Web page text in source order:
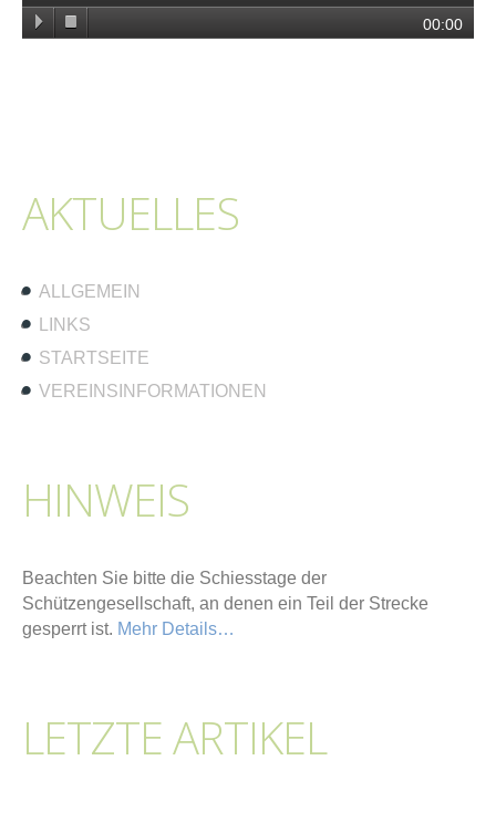
00:00
AKTUELLES
ALLGEMEIN
LINKS
STARTSEITE
VEREINSINFORMATIONEN
HINWEIS
Beachten Sie bitte die Schiesstage der
Schützengesellschaft, an denen ein Teil der Strecke
gesperrt ist. Mehr Details…
LETZTE ARTIKEL